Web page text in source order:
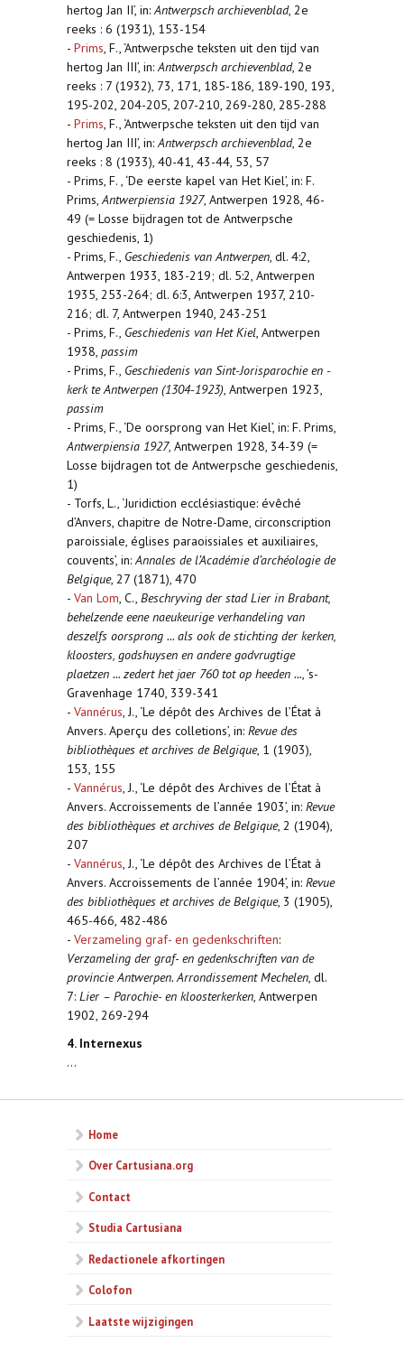
hertog Jan II’, in:Antwerpsch archievenblad, 2e
reeks : 6 (1931), 153-154
- Prims, F., ‘Antwerpsche teksten uit den tijd van
hertog Jan III’, in:Antwerpsch archievenblad, 2e
reeks : 7 (1932), 73, 171, 185-186, 189-190, 193,
195-202, 204-205, 207-210, 269-280, 285-288
- Prims, F., ‘Antwerpsche teksten uit den tijd van
hertog Jan III’, in:Antwerpsch archievenblad, 2e
reeks : 8 (1933), 40-41, 43-44, 53, 57
- Prims, F. , ‘De eerste kapel van Het Kiel’, in: F.
Prims,Antwerpiensia 1927, Antwerpen 1928, 46-
49 (= Losse bijdragen tot de Antwerpsche
geschiedenis, 1)
- Prims, F., Geschiedenis van Antwerpen, dl. 4:2,
Antwerpen 1933, 183-219; dl. 5:2, Antwerpen
1935, 253-264; dl. 6:3, Antwerpen 1937, 210-
216; dl. 7, Antwerpen 1940, 243-251
- Prims, F., Geschiedenis van Het Kiel, Antwerpen
1938, passim
- Prims, F., Geschiedenis van Sint-Jorisparochie en -
kerk te Antwerpen (1304-1923), Antwerpen 1923,
passim
- Prims, F., ‘De oorsprong van Het Kiel’, in: F. Prims,
Antwerpiensia 1927, Antwerpen 1928, 34-39 (=
Losse bijdragen tot de Antwerpsche geschiedenis,
1)
- Torfs, L., ‘Juridiction ecclésiastique: évêché
d’Anvers, chapitre de Notre-Dame, circonscription
paroissiale, églises paraoissiales et auxiliaires,
couvents’, in:Annales de l’Académie d’archéologie de
Belgique, 27 (1871), 470
- Van Lom, C., Beschryving der stad Lier in Brabant,
behelzende eene naeukeurige verhandeling van
deszelfs oorsprong ... als ook de stichting der kerken,
kloosters, godshuysen en andere godvrugtige
plaetzen ... zedert het jaer 760 tot op heeden ..., ’s-
Gravenhage 1740, 339-341
- Vannérus, J., ‘Le dépôt des Archives de l’État à
Anvers. Aperçu des colletions’, in: Revue des
bibliothèques et archives de Belgique, 1 (1903),
153, 155
- Vannérus, J., ‘Le dépôt des Archives de l’État à
Anvers. Accroissements de l’année 1903’, in: Revue
des bibliothèques et archives de Belgique, 2 (1904),
207
- Vannérus, J., ‘Le dépôt des Archives de l’État à
Anvers. Accroissements de l’année 1904’, in: Revue
des bibliothèques et archives de Belgique, 3 (1905),
465-466, 482-486
- Verzameling graf- en gedenkschriften:
Verzameling der graf- en gedenkschriften van de
provincie Antwerpen. Arrondissement Mechelen, dl.
7: Lier – Parochie- en kloosterkerken, Antwerpen
1902, 269-294
4. Internexus
...
Home
Over Cartusiana.org
Contact
Studia Cartusiana
Redactionele afkortingen
Colofon
Laatste wijzigingen